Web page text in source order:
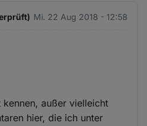
Mi. 22 Aug 2018 - 12:58
außer vielleicht
hier, die ich unter